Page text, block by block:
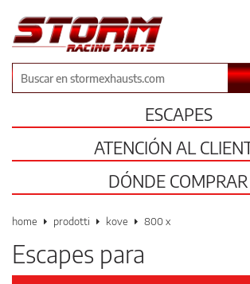
ESCAPES
ATENCIÓN AL
DÓNDE COMPRAR
home prodotti kove 800 x
Escapes para